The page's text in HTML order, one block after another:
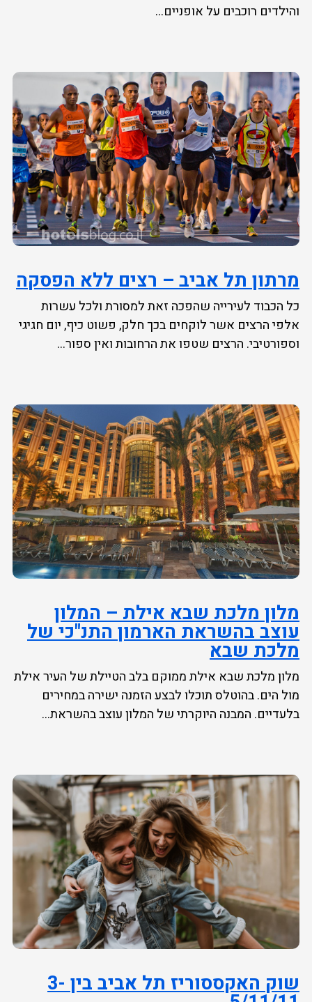
והילדים רוכבים על אופניים...
מרתון תל אביב – רצים ללא הפסקה
כל הכבוד לעירייה שהפכה זאת למסורת ולכל עשרות
אלפי הרצים אשר לוקחים בכך חלק, פשוט כיף, יום חגיגי
וספורטיבי. הרצים שטפו את הרחובות ואין ספור...
מלון מלכת שבא אילת – המלון
עוצב בהשראת הארמון התנ"כי של
מלכת שבא
מלון מלכת שבא אילת ממוקם בלב הטיילת של העיר אילת
מול הים. בהוטלס תוכלו לבצע הזמנה ישירה במחירים
בלעדיים. המבנה היוקרתי של המלון עוצב בהשראת...
שוק האקססוריז תל אביב בין 3-